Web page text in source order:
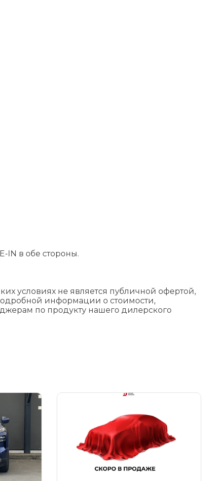
IN в обе стороны.
условиях не является публичной офертой,
информации о стоимости,
по продукту нашего дилерского